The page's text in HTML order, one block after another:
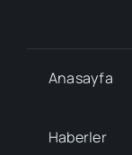
Anasayfa
Haberler